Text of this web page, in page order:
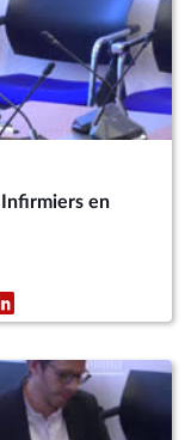
Infirmiers en